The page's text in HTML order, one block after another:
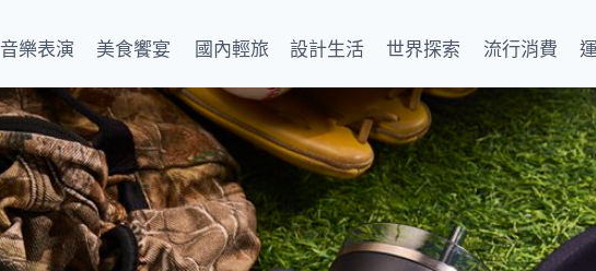
音樂表演 美食饗宴 國內輕旅 設計生活 世界探索 流行消費